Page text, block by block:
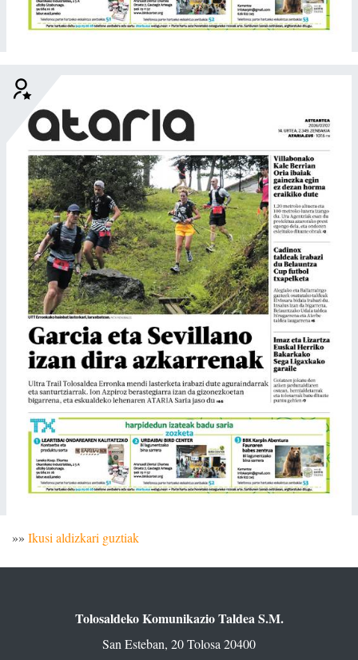
»» Ikusi aldizkari guztiak
Tolosaldeko Komunikazio Taldea S.M.
San Esteban, 20 Tolosa 20400